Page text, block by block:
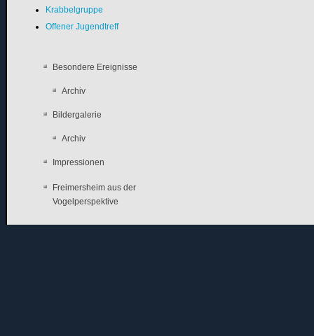
Krabbelgruppe
Offener Jugendtreff
Besondere Ereignisse
Archiv
Bildergalerie
Archiv
Impressionen
Freimersheim aus der
Vogelperspektive